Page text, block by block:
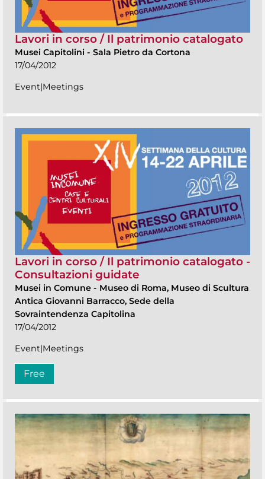
Lavori in corso / Il patrimonio catalogato
Musei Capitolini - Sala Pietro da Cortona
17/04/2012
Event|Meetings
Lavori in corso / Il patrimonio catalogato -
Consultazioni guidate
Musei in Comune - Museo di Roma, Museo di Scultura
Antica Giovanni Barracco, Sede della
Sovraintendenza Capitolina
17/04/2012
Event|Meetings
Free